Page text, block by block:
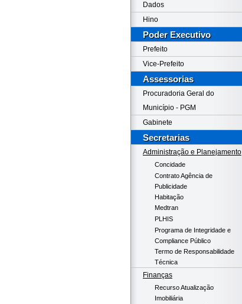
Dados
Hino
Poder Executivo
Prefeito
Vice-Prefeito
Assessorias
Procuradoria Geral do
Município - PGM
Gabinete
Secretarias
Administração e Planejamento
Concidade
Contrato Agência de
Publicidade
Habitação
Medtran
PLHIS
Programa de Integridade e
Compliance Público
Termo de Responsabilidade
Técnica
Finanças
Recurso Atualização
Imobiliária